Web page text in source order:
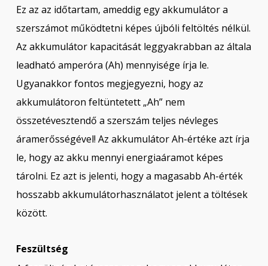
Ez az az időtartam, ameddig egy akkumulátor a
szerszámot működtetni képes újbóli feltöltés nélkül.
Az akkumulátor kapacitását leggyakrabban az általa
leadható amperóra (Ah) mennyisége írja le.
Ugyanakkor fontos megjegyezni, hogy az
akkumulátoron feltüntetett „Ah” nem
összetévesztendő a szerszám teljes névleges
áramerősségével! Az akkumulátor Ah-értéke azt írja
le, hogy az akku mennyi energiaáramot képes
tárolni. Ez azt is jelenti, hogy a magasabb Ah-érték
hosszabb akkumulátorhasználatot jelent a töltések
között.
Feszültség